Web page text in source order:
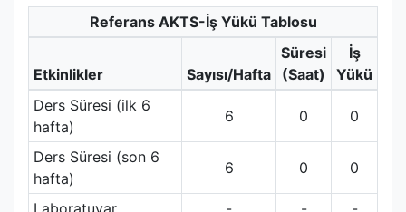
Referans AKTS-İş Yükü Tablosu
Etkinlikler Sayısı/Hafta
Süresi
(Saat)
İş
Yükü
Ders Süresi (ilk 6
hafta)
6 0 0
Ders Süresi (son 6
hafta)
6 0 0
Laboratuvar - -
-